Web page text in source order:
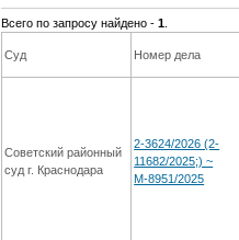
Всего по запросу найдено -1
Суд Номер дела
Советский районный
суд г. Краснодара
2-3624/2026 (2-
11682/2025;) ~
М-8951/2025